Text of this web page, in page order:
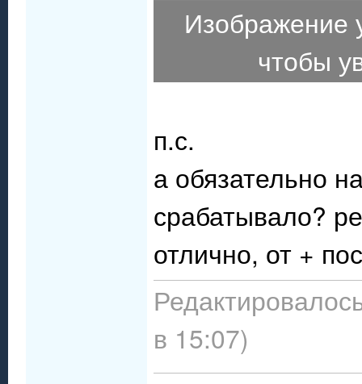
Изображение
чтобы
п.с.
а обязательно
срабатывало?
отлично, от +
в 15:07)